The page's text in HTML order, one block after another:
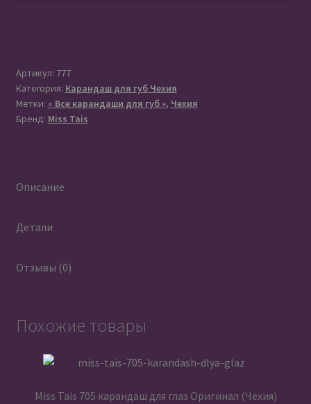
Артикул: 777
Категория: Карандаш для губ Чехия
Метки: « Все карандаши для губ », Чехия
Бренд: Miss Tais
Описание
Детали
Отзывы (0)
Похожие товары
Miss Tais 705 карандаш для глаз Оригинал (Чехия)